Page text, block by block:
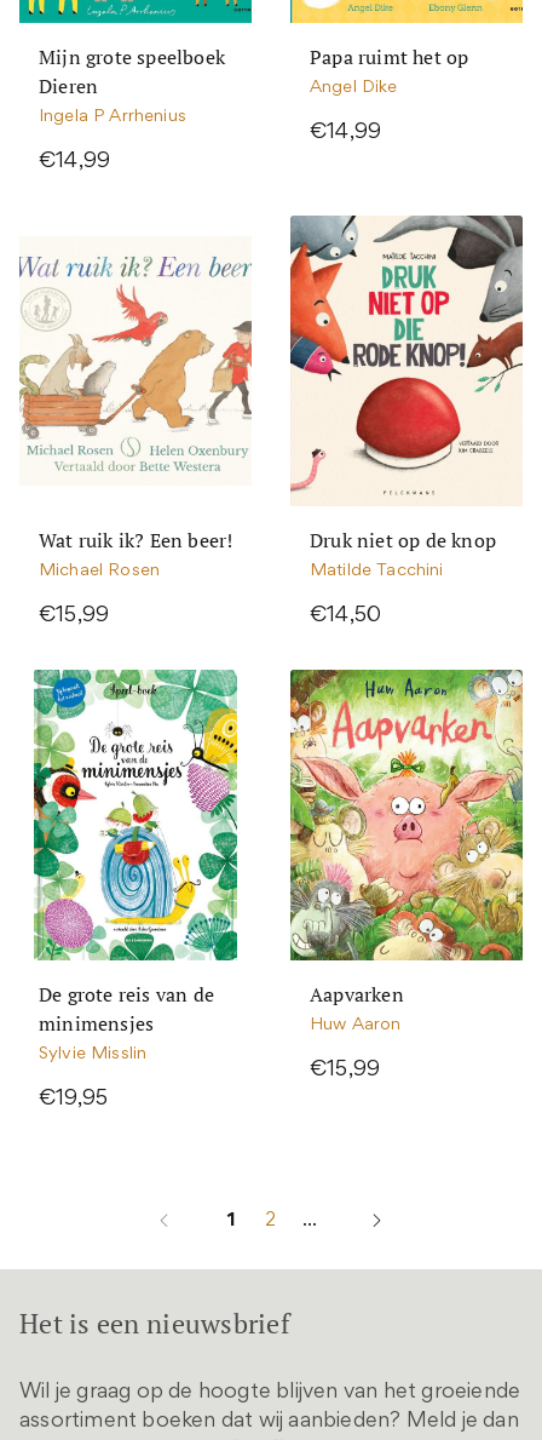
Mijn grote speelboek
Dieren
Ingela P Arrhenius
€14,99
Papa ruimt het op
Angel Dike
€14,99
Wat ruik ik? Een beer!
Michael Rosen
€15,99
Druk niet op de knop
Matilde Tacchini
€14,50
De grote reis van de
minimensjes
Sylvie Misslin
€19,95
Aapvarken
Huw Aaron
€15,99
1 2 ...
Het is een nieuwsbrief
Wil je graag op de hoogte blijven van het groeiende
assortiment boeken dat wij aanbieden? Meld je dan